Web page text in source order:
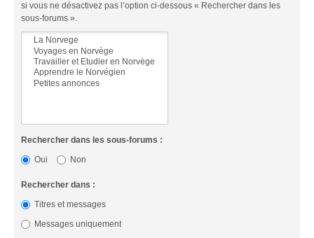
si vous ne désactivez pas l’option ci-dessous « Rechercher dans les
sous-forums ».
Rechercher dans les sous-forums :
Oui
Non
Rechercher dans :
Titres et messages
Messages uniquement